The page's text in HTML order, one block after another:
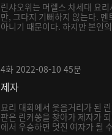
린샤오위는 머렐스 차세대 요
만, 그다지 기뻐하지 않는다.
아니기 때문이다. 하지만 본인
4화 2022-08-10 45분
제자
요리 대회에서 웃음거리가 된
판은 린커쑹을 찾아가 제자가
에서 우승하면 멋진 여자가 될